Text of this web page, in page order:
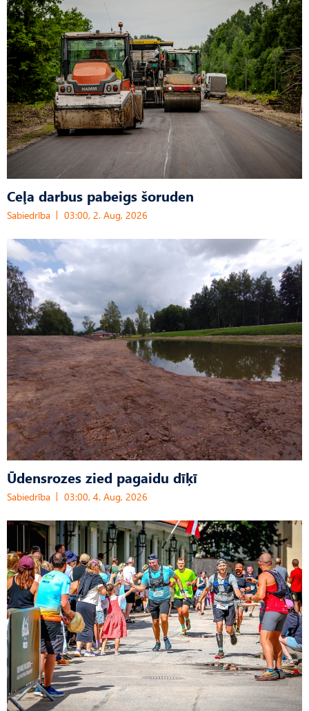
Ceļa darbus pabeigs šoruden
Sabiedrība 03:00, 2. Aug, 2026
Ūdensrozes zied pagaidu dīķī
Sabiedrība 03:00, 4. Aug, 2026